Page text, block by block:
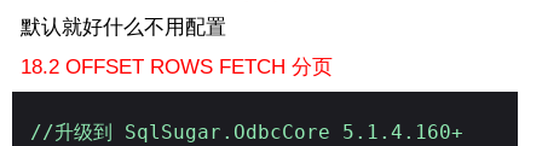
默认就好什么不用配置
18.2 OFFSET ROWS FETCH 分页
//升级到 SqlSugar.OdbcCore 5.1.4.160+